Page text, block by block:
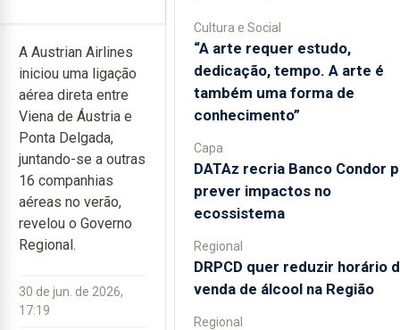
A Austrian Airlines
iniciou uma ligação
aérea direta entre
Viena de Áustria e
Ponta Delgada,
juntando-se a outras
16 companhias
aéreas no verão,
revelou o Governo
Regional.
30 de jun. de 2026,
17:19
Cultura e Social
“A arte requer estudo,
dedicação, tempo. A arte é
também uma forma de
conhecimento”
Capa
DATAz recria Banco Condor
prever impactos no
ecossistema
Regional
DRPCD quer reduzir horário
venda de álcool na Região
Regional